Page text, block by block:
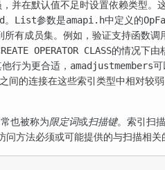
并在默认值不足时设置依赖类型。
。 List参数是amapi.h中定义的
所有成员集。例如，验证支持函数
OPERATOR CLASS的情况下由
行为更合适， amadjustmembers可
的连接在这些索引类型中相对较
也被称为限定词或扫描键。索引扫
方法必须或可能提供的与扫描相关